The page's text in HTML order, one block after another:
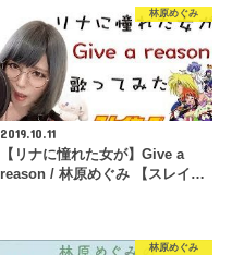
林原めぐみ
2019.10.11
【リナに憧れた女が】Give a
reason / 林原めぐみ 【スレイ…
林原めぐみ